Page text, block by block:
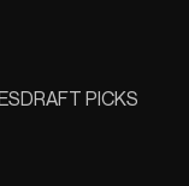
DRAFT PICKS